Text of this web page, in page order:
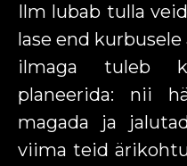
REKLAAM
EE RU
Ilm lubab tulla
lase end
ilmaga tuleb
planeerida: nii
magada ja
viima teid